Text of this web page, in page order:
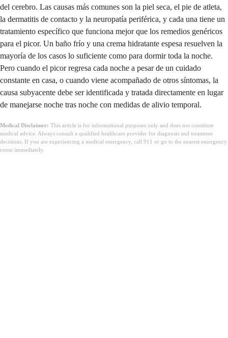
del cerebro. Las causas más comunes son la piel seca, el pie de atleta,
la dermatitis de contacto y la neuropatía periférica, y cada una tiene un
tratamiento específico que funciona mejor que los remedios genéricos
para el picor. Un baño frío y una crema hidratante espesa resuelven la
mayoría de los casos lo suficiente como para dormir toda la noche.
Pero cuando el picor regresa cada noche a pesar de un cuidado
constante en casa, o cuando viene acompañado de otros síntomas, la
causa subyacente debe ser identificada y tratada directamente en lugar
de manejarse noche tras noche con medidas de alivio temporal.
Medical Disclaimer: This article is for informational purposes only and does not constitute
medical advice. Always consult a qualified healthcare provider for diagnosis and treatment
decisions. If you are experiencing a medical emergency, call 911 or go to the nearest emergency
room immediately.